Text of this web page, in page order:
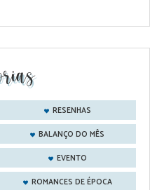
RESENHAS
BALANÇO DO MÊS
EVENTO
ROMANCES DE ÉPOCA